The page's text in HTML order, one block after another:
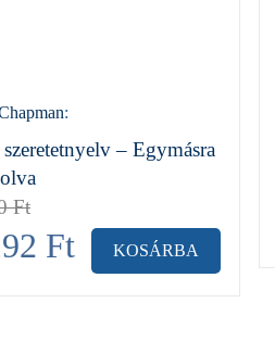
:
– Egymásra
Ft
Ft KOSÁRBA